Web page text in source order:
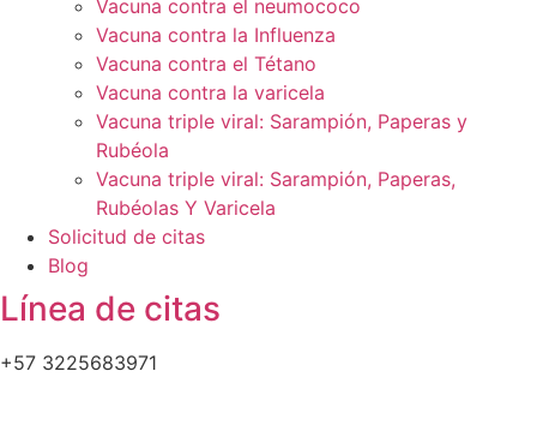
Vacuna contra el neumococo
Vacuna contra la Influenza
Vacuna contra el Tétano
Vacuna contra la varicela
Vacuna triple viral: Sarampión, Paperas y
Rubéola
Vacuna triple viral: Sarampión, Paperas,
Rubéolas Y Varicela
Solicitud de citas
Blog
Línea de citas
+57 3225683971